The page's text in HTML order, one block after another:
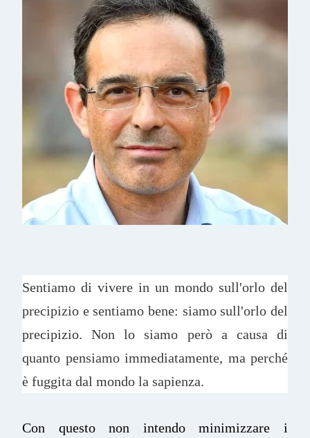
Sentiamo di vivere in un mondo sull'orlo del
precipizio e sentiamo bene: siamo sull'orlo del
precipizio. Non lo siamo però a causa di
quanto pensiamo immediatamente, ma perché
è fuggita dal mondo la sapienza.
Con questo non intendo minimizzare i